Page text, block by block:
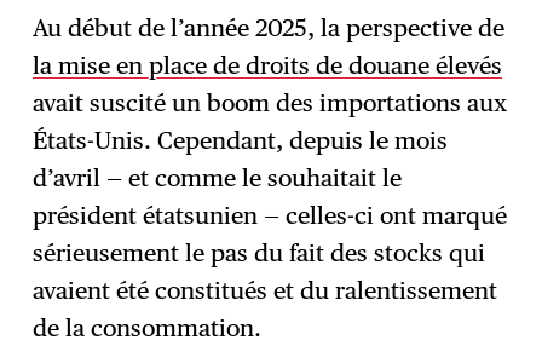
Au début de l’année 2025, la perspective de
la mise en place de droits de douane élevés
avait suscité un boom des importations aux
États-Unis. Cependant, depuis le mois
d’avril — et comme le souhaitait le
président étatsunien — celles-ci ont marqué
sérieusement le pas du fait des stocks qui
avaient été constitués et du ralentissement
de la consommation.